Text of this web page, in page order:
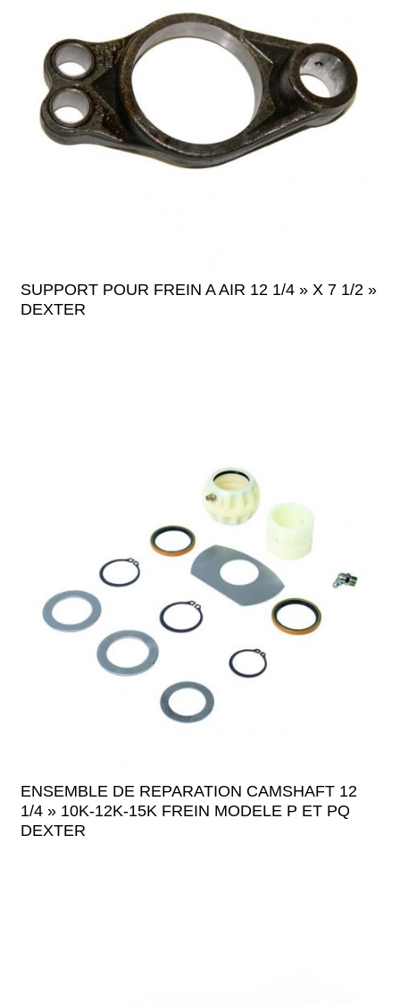
SUPPORT POUR FREIN A AIR 12 1/4 » X 7 1/2 »
DEXTER
ENSEMBLE DE REPARATION CAMSHAFT 12
1/4 » 10K-12K-15K FREIN MODELE P ET PQ
DEXTER